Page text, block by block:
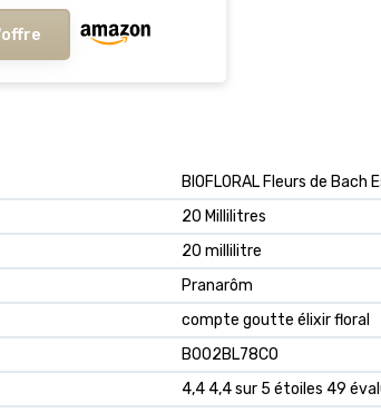
‎BIOFLORAL Fleurs de Bach
‎20 Millilitres
‎20 millilitre
‎Pranarôm
‎compte goutte élixir floral
B002BL78CO
4,4 4,4 sur 5 étoiles 49